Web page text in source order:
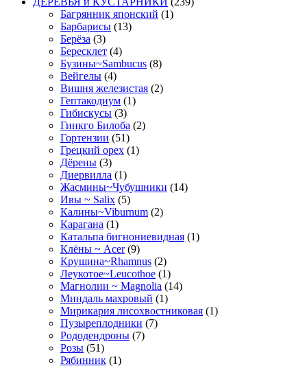
Багрянник японский (1)
Барбарисы (13)
Берёза (3)
Бересклет (4)
Бузины~Sambucus (8)
Вейгелы (4)
Вишня железистая (2)
Гептакодиум (1)
Гибискусы (3)
Гинкго Билоба (2)
Гортензии (51)
Грецкий орех (1)
Дёрены (3)
Диервилла (1)
Жасмины~Чубушники (14)
Ивы ~ Salix (5)
Калины~Viburnum (2)
Карагана (1)
Катальпа бигнониевидная (1)
Клёны ~ Acer (9)
Крушина~Rhamnus (2)
Леукотое~Leucothoe (1)
Магнолии ~ Magnolia (14)
Миндаль махровый (1)
Мирикария лисохвостниковая (1)
Пузыреплодники (7)
Рододендроны (7)
Розы (51)
Рябинник (1)